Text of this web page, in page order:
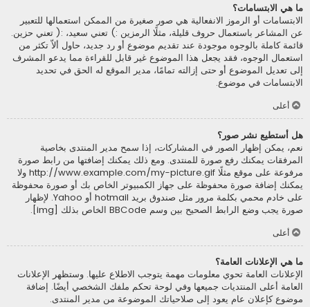
ما هي الابتسامات؟
الابتسامات أو الرموز الانفعالية هي صور صغيرة من الممكن استعمالها للتعبير
عن المشاعر باستعمال حروف قليلة، مثلًا الرمزين :) تعني سعيد، :( تعني حزين.
قائمة كاملة بالوجوه موجودة عند تقديم موضوع أو رد جديد، حاول ألاّ تكثر من
استعمال الوجوه، فقد يجعل هذا الموضوع غير قابل للقراءة مما يدعو المشرف
إلى تعديل الموضوع أو حتى إزالته تمامًا، مدير الموقع له الحق في تحديد
الابتسامات في موضوع.
أعلى
هل أستطيع نشر صور؟
نعم، يمكن إظهار الصور في المشاركات، إذا سمح مدير المنتدى بخاصية
المرفقات يمكنك رفع صورة للمنتدى. ومع ذلك يمكنك إضافتها من رابط صورة
مرفوعة على موقع مثلًا http://www.example.com/my-picture.gif ولا
يمكنك إضافة صورة محفوظة على جهاز الكمبيوتر الخاص بك أو صورة محفوظة
على خادم محمي بكلمة مرور مثل صندوق بريد hotmail أو Yahoo. لإظهار
صورة يجب وضع الرابط الصحيح بين وسم BBCode الخاص بذلك [img].
أعلى
ما هي الإعلانات العامة؟
الإعلانات العامة تحوي معلومات مهمة يتوجب الاطلاع عليها. وستظهر الإعلانات
العامة أعلى المنتديات جميعها وفي لوحة تحكم ملفك الشخصي أيضًا. إضافة
موضوع كإعلان عام يعود إلى صلاحياتك الموضوعة من مدير المنتدى.